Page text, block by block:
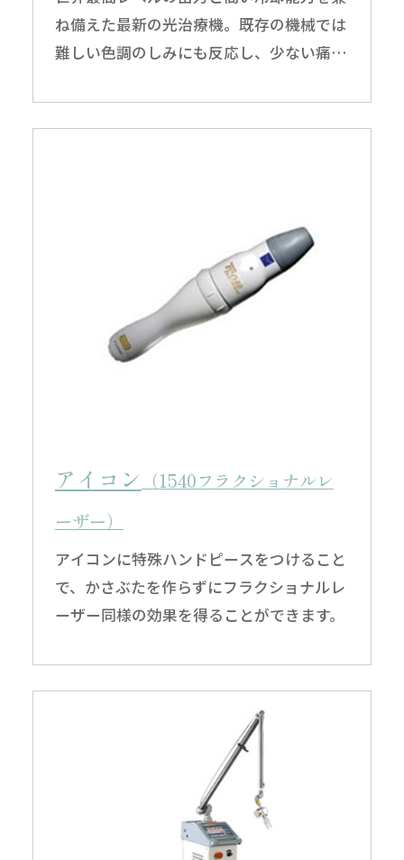
ね備えた最新の光治療機。既存の機械では
難しい色調のしみにも反応し、少ない痛
アイコン （1540フラクショナルレ
ーザー）
アイコンに特殊ハンドピースをつけること
で、かさぶたを作らずにフラクショナルレ
ーザー同様の効果を得ることができます。